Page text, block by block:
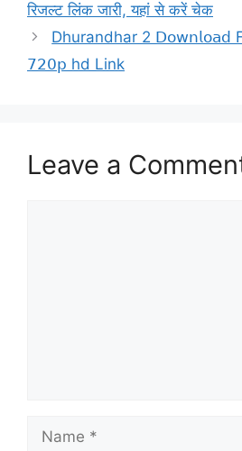
रिजल्ट लिंक जारी, यहां से करें चेक
Dhurandhar 2 𝖣𝗈𝗐𝗇𝗅𝗈𝖺𝖽
𝟩𝟤𝟢𝗉 hd Link
Leave a
Name